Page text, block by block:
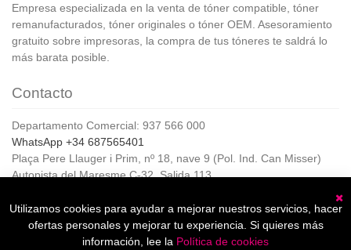
Empresa especializada en la venta de tóner compatible, tóner
remanufacturados, tóner originales o tóner OEM. Asesoramiento
gratuito sobre impresoras, la compra de tus tóneres te saldrá lo
más barata posible.
Contacto
Departamento Comercial: 937 566 000
WhatsApp +34 687565401
Plaça Pere Llauger i Prim, nº 18, nave 9 (Pol. Ind. Can Misser)
Autopista del Maresme C-32, Salida 113
Horario de Atención al cliente:
De lunes a jueves de 8:00 a 17:00,
Viernes de 8:00 a 15:00
Utilizamos cookies para ayudar a mejorar nuestros servicios, hacer
ofertas personales y mejorar tu experiencia. Si quieres más
información, lee la Política de cookies